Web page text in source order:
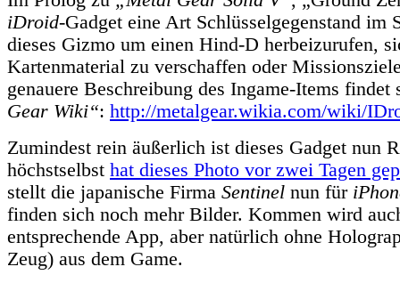
iDroid-Gadget eine Art Schlüsselgegenstand im
dieses Gizmo um einen Hind-D herbeizurufen,
Kartenmaterial zu verschaffen oder
genauere Beschreibung des Ingame-Items
Gear Wiki“: http://metalgear.wikia.com/wiki/
Zumindest rein äußerlich ist dieses Gadget nun
höchstselbst hat dieses Photo vor zwei Tagen
stellt die japanische Firma Sentinel nun für
finden sich noch mehr Bilder. Kommen wird
entsprechende App, aber natürlich ohne
Zeug) aus dem Game.